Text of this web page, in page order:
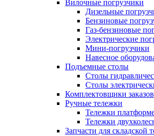
Вилочные погрузчики
Дизельные
Бензиновые
Газ-бензиновые
Электрические
Мини-погрузчики
Навесное
Подъемные столы
Столы
Столы
Комплектовщики заказов
Ручные тележки
Тележки
Тележки
Запчасти для складской